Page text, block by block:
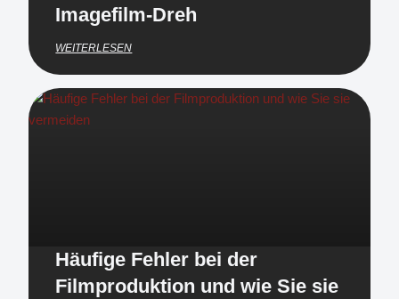
Imagefilm-Dreh
WEITERLESEN
Häufige Fehler bei der
Filmproduktion und wie Sie sie